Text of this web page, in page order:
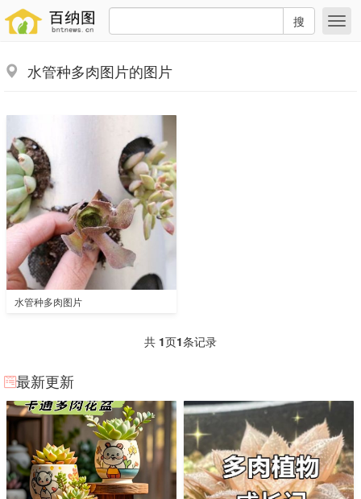
搜
水管种多肉图片的图片
水管种多肉图片
共 1页1条记录
最新更新